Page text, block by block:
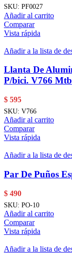
SKU: PF0027
Añadir al carrito
Comparar
Vista rápida
Añadir a la lista de
Llanta De
P/bici. V766 Mtb
$ 595
SKU: V766
Añadir al carrito
Comparar
Vista rápida
Añadir a la lista de
Par De Puños
$ 490
SKU: PO-10
Añadir al carrito
Comparar
Vista rápida
Añadir a la lista de